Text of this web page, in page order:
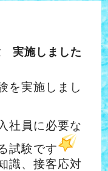
実施しました
を実施しまし
社員に必要な
試験です
識、接客応対